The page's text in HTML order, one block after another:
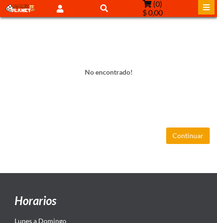
(0)
$ 0,00
No encontrado!
Continuar
Horarios
Lunes a Domingo